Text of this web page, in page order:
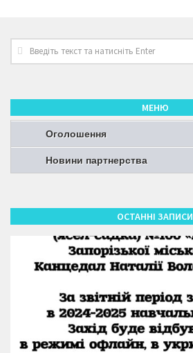
МЕНЮ
Оголошення
Новини партнерства
ОСТАННІ ЗАПИСИ